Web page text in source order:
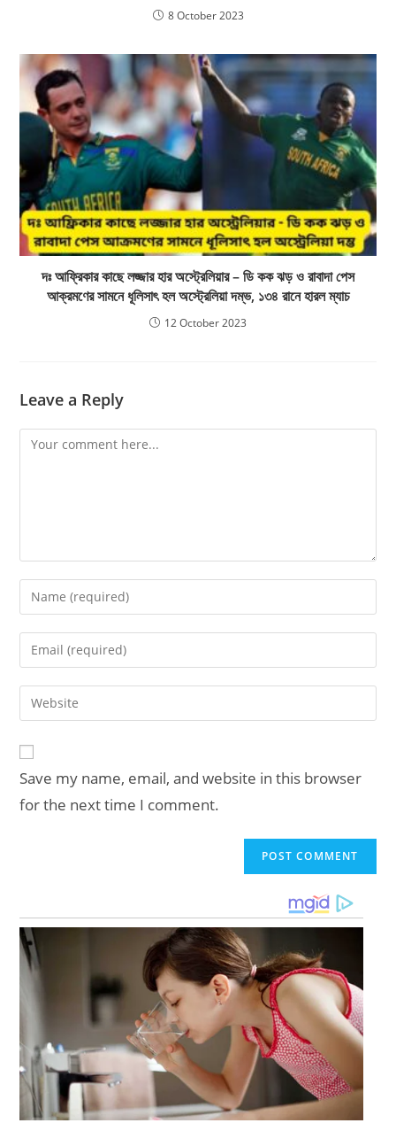
8 October 2023
দঃ আফ্রিকার কাছে লজ্জার হার অস্ট্রেলিয়ার – ডি কক ঝড় ও রাবাদা পেস
আক্রমণের সামনে ধূলিসাৎ হল অস্ট্রেলিয়া দম্ভ, ১৩৪ রানে হারল ম্যাচ
12 October 2023
Leave a Reply
Comment
Enter
your
name
comment
Enter
your
email
address
Enter
your
URL
(optional)
Save my name, email, and website in this browser
for the next time I comment.